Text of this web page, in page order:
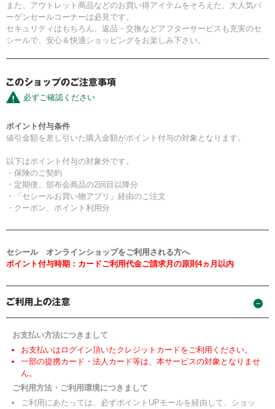
また、アウトレット商品などのお買い得アイテムをそろえた、大人気バ
ーゲンセールコーナーは必見です。
セキュリティはもちろん、返品・交換などアフターサービスも充実のセ
シールで、安心＆快適ショッピングをお楽しみ下さい。
必ずご確認ください
ポイント付与条件
値引金額を差し引いた購入金額がポイント付与の対象となります。
以下はポイント付与の対象外です。
・保険のご契約
・定期便、頒布会商品の2回目以降分
・「セシールお買い物アプリ」経由のご注文
・クーポン、ポイント利用分
セシール オンラインショップをご利用される方へ
ポイント付与時期：カードご利用代金ご請求月の原則4ヵ月以内
お支払い方法につきまして
お支払いはログイン頂いたクレジットカードをご利用ください。
一部の提携カード・法人カード等は、本サービスの対象となりませ
ん。
ご利用方法・ご利用環境につきまして
ご利用にあたっては、必ずポイントUPモールを経由して、ショッ